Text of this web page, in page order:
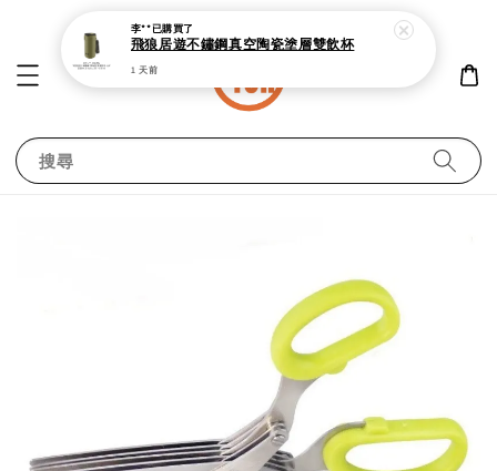
搜尋
李**已購買了
飛狼居遊不鏽鋼真空陶瓷塗層雙飲杯
1 天前